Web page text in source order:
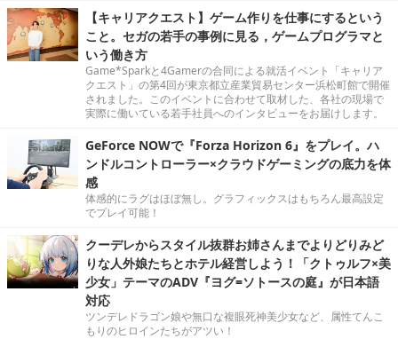
【キャリアクエスト】ゲーム作りを仕事にするという
こと。セガの若手の事例に見る，ゲームプログラマと
いう働き方
Game*Sparkと4Gamerの合同による就活イベント「キャリア
クエスト」の第4回が東京都立産業貿易センター浜松町館で開催
されました。このイベントに合わせて取材した、各社の現場で
実際に働いている若手社員へのインタビューをお届けします。
GeForce NOWで『Forza Horizon 6』をプレイ。ハ
ンドルコントローラー×クラウドゲーミングの底力を体
感
体感的にラグはほぼ無し。グラフィックスはもちろん最高設定
でプレイ可能！
クーデレからスタイル抜群お姉さんまでよりどりみど
りな人外娘たちとホテル経営しよう！「クトゥルフ×美
少女」テーマのADV『ヨグ=ソトースの庭』が日本語
対応
ツンデレドラゴン娘や無口な複眼死神美少女など、属性てんこ
もりのヒロインたちがアツい！